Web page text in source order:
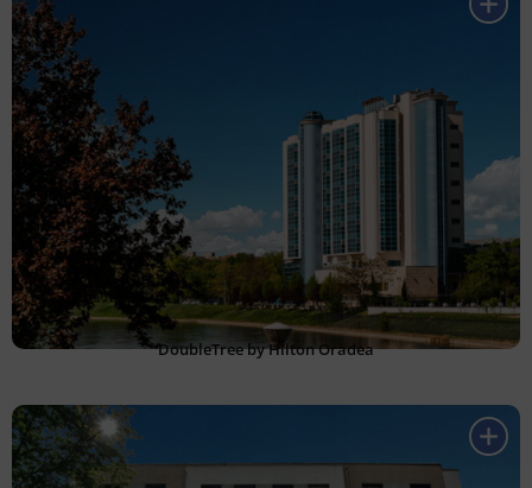
DoubleTree by Hilton Oradea